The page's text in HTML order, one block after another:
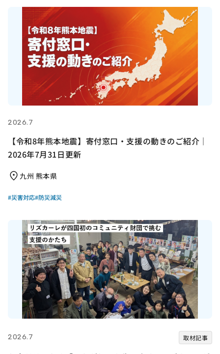
2026.7
【令和8年熊本地震】寄付窓口・支援の動きのご紹介｜
2026年7月31日更新
九州 熊本県
#災害対応#防災減災
2026.7 取材記事